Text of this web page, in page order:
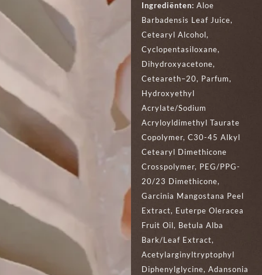
Ingrediënten: Aloe
Barbadensis Leaf Juice,
Cetearyl Alcohol,
Cyclopentasiloxane,
Dihydroxyacetone,
Ceteareth–20, Parfum,
Hydroxyethyl
Acrylate/Sodium
Acryloyldimethyl Taurate
Copolymer, C30-45 Alkyl
Cetearyl Dimethicone
Crosspolymer, PEG/PPG-
20/23 Dimethicone,
Garcinia Mangostana Peel
Extract, Euterpe Oleracea
Fruit Oil, Betula Alba
Bark/Leaf Extract,
Acetylarginyltryptophyl
Diphenylglycine, Adansonia